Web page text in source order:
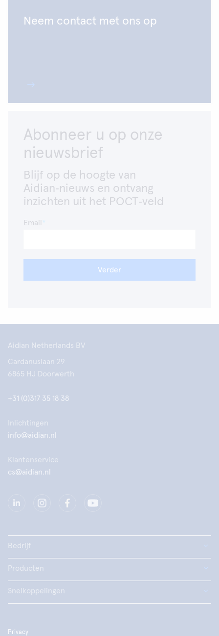
Neem contact met ons op
Abonneer u op onze
nieuwsbrief
Blijf op de hoogte van
Aidian‑nieuws en ontvang
inzichten uit het POCT‑veld
Email
Verder
Aidian Netherlands BV
Cardanuslaan 29
6865 HJ Doorwerth
+31 (0)317 35 18 38
Inlichtingen
info@aidian.nl
Klantenservice
cs@aidian.nl
Bedrijf
Producten
Snelkoppelingen
Privacy